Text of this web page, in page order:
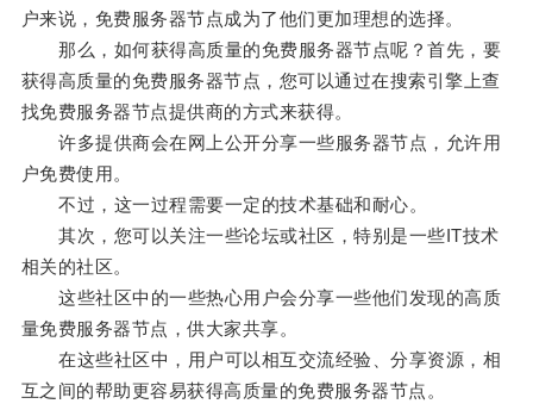
户来说，免费服务器节点成为了他们更加理想的选择。
那么，如何获得高质量的免费服务器节点呢？首先，要
获得高质量的免费服务器节点，您可以通过在搜索引擎上查
找免费服务器节点提供商的方式来获得。
许多提供商会在网上公开分享一些服务器节点，允许用
户免费使用。
不过，这一过程需要一定的技术基础和耐心。
其次，您可以关注一些论坛或社区，特别是一些IT技术
相关的社区。
这些社区中的一些热心用户会分享一些他们发现的高质
量免费服务器节点，供大家共享。
在这些社区中，用户可以相互交流经验、分享资源，相
互之间的帮助更容易获得高质量的免费服务器节点。